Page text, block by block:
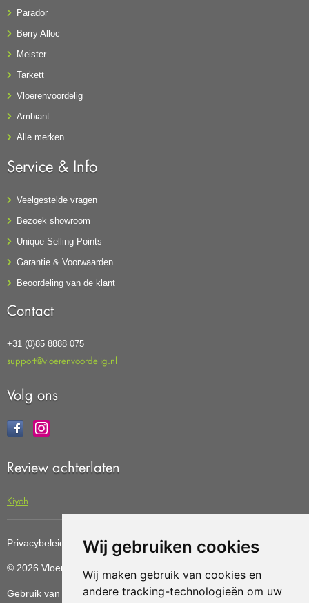
Wij gebruiken cookies
Wij maken gebruik van cookies en
andere tracking-technologieën om uw
Parador
Berry Alloc
Meister
Tarkett
Vloerenvoordelig
Ambiant
Alle merken
Service & Info
Veelgestelde vragen
Bezoek showroom
Unique Selling Points
Garantie & Voorwaarden
Beoordeling van de klant
Contact
+31 (0)85 8888 075
support@vloerenvoordelig.nl
Volg ons
Review achterlaten
Kiyoh
Privacybeleid Cookiebeleid Update cookies preferences
© 2026 Vloerenvoordelig Deze website is ontwikkeld door AGN
Gebruik van deze site betekent dat u dealgemene voorwaarden